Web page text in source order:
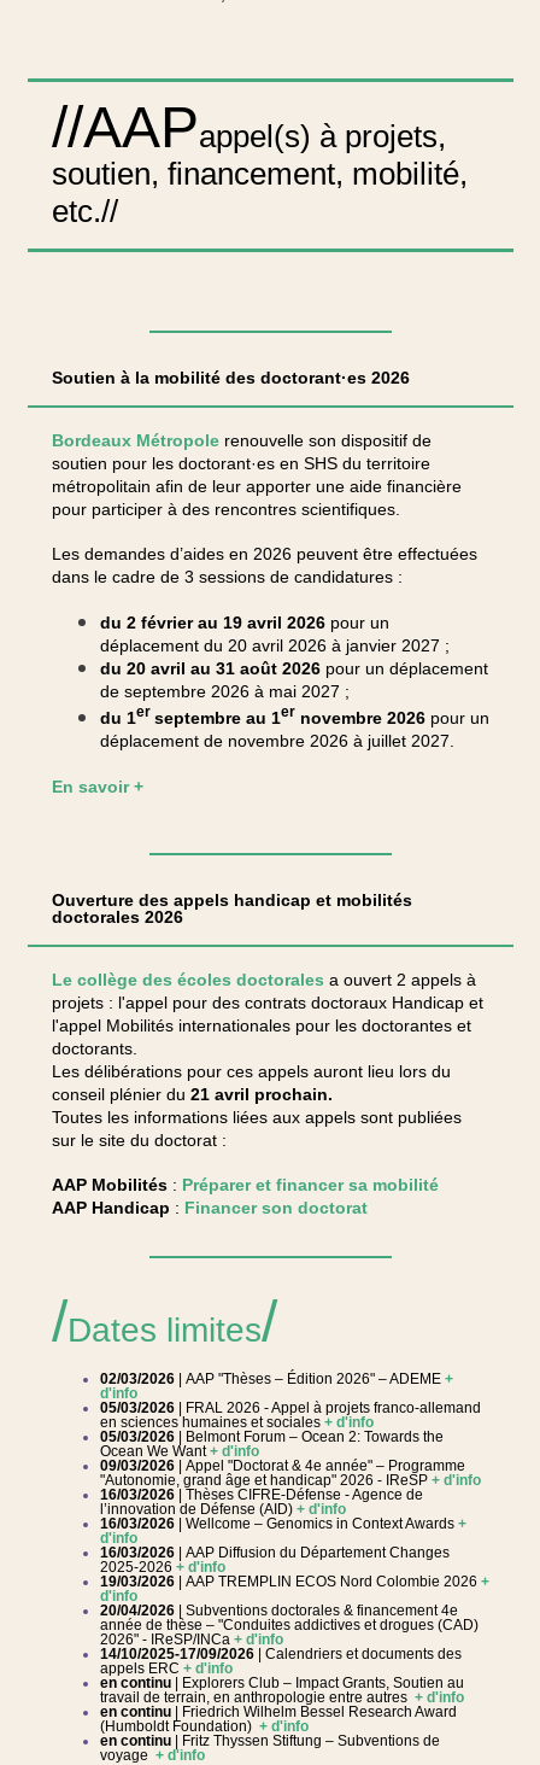
//AAPappel(s) à projets,
soutien, financement, mobilité,
etc.//
Soutien à la mobilité des doctorant·es 2026
Bordeaux Métropolerenouvelle son dispositif de
soutien pour les doctorant·es en SHS du territoire
métropolitain afin de leur apporter une aide financière
pour participer à des rencontres scientifiques.
Les demandes d’aides en 2026 peuvent être effectuées
dans le cadre de 3 sessions de candidatures :
du 2 février au 19 avril 2026 pour un
déplacement du 20 avril 2026 à janvier 2027 ;
du 20 avril au 31 août 2026pour un déplacement
de septembre 2026 à mai 2027 ;
du 1er septembre au 1er novembre 2026pour un
déplacement de novembre 2026 à juillet 2027.
En savoir +
Ouverture des appels handicap et mobilités
doctorales 2026
Le collège des écoles doctorales a ouvert 2 appels à
projets : l'appel pour des contrats doctoraux Handicap et
l'appel Mobilités internationales pour les doctorantes et
doctorants.
Les délibérations pour ces appels auront lieu lors du
conseil plénier du 21 avril prochain.
Toutes les informations liées aux appels sont publiées
sur le site du doctorat :
AAP Mobilités : Préparer et financer sa mobilité
AAP Handicap : Financer son doctorat
/Dates limites/
02/03/2026 | AAP "Thèses – Édition 2026" – ADEME +
d'info
05/03/2026
| FRAL 2026 - Appel à projets franco-allemand
en sciences humaines et sociales + d'info
05/03/2026
| Belmont Forum – Ocean 2: Towards the
Ocean We Want+ d'info
09/03/2026
Appel "Doctorat & 4e année" – Programme
"Autonomie, grand âge et handicap" 2026 - IReSP + d'info
16/03/2026
| Thèses CIFRE-Défense - Agence de
l’innovation de Défense (AID) + d'info
16/03/2026
| Wellcome – Genomics in Context Awards +
d'info
16/03/2026
| AAP Diffusion du Département Changes
2025-2026 + d'info
19/03/2026
| AAP TREMPLIN ECOS Nord Colombie 2026 +
d'info
20/04/2026
| Subventions doctorales & financement 4e
année de thèse – "Conduites addictives et drogues (CAD)
2026" - IReSP/INCa + d'info
14/10/2025-17/09/2026
| Calendriers et documents des
appels ERC + d'info
en continu
| Explorers Club – Impact Grants, Soutien au
travail de terrain, en anthropologie entre autres + d'info
en continu
| Friedrich Wilhelm Bessel Research Award
(Humboldt Foundation) + d'info
en continu
| Fritz Thyssen Stiftung – Subventions de
voyage + d'info